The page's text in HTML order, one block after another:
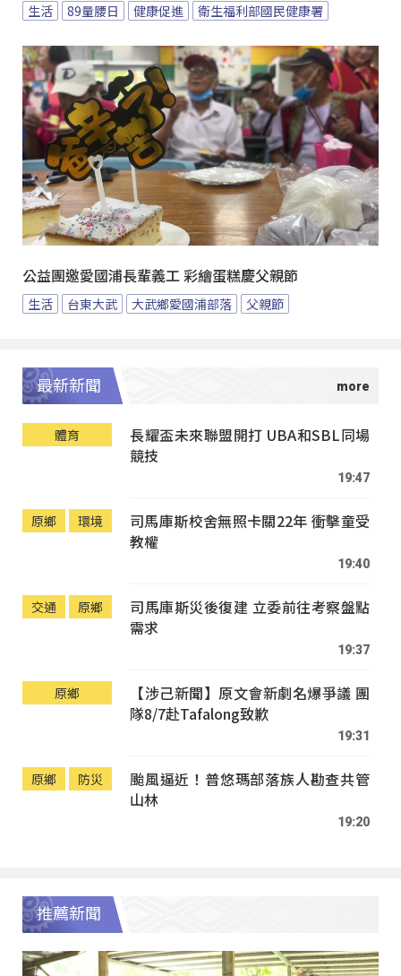
生活 89量腰日 健康促進 衛生福利部國民健康署
公益團邀愛國浦長輩義工 彩繪蛋糕慶父親節
生活 台東大武 大武鄉愛國浦部落 父親節
最新新聞
體育
長耀盃未來聯盟開打 UBA和SBL同場
競技
19:47
原鄉 環境
司馬庫斯校舍無照卡關22年 衝擊童受
教權
19:40
交通 原鄉
司馬庫斯災後復建 立委前往考察盤點
需求
19:37
原鄉
【涉己新聞】原文會新劇名爆爭議 團
隊8/7赴Tafalong致歉
19:31
原鄉 防災
颱風逼近！普悠瑪部落族人勘查共管
山林
19:20
推薦新聞